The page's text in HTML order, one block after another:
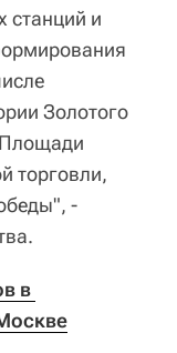
станций и
Золотого
торговли,
-
в